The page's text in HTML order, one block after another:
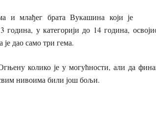
и млађег брата Вукашина који је
у категорији до 14 година,
дао само три гема.
колико је у могућности, али да
нивоима били још бољи.